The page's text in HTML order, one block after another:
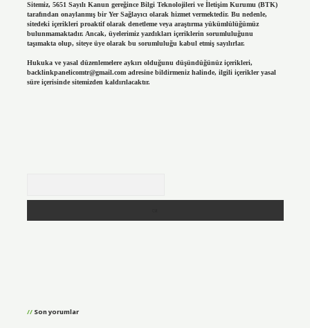
Sitemiz, 5651 Sayılı Kanun gereğince Bilgi Teknolojileri ve İletişim Kurumu (BTK)
tarafından onaylanmış bir Yer Sağlayıcı olarak hizmet vermektedir. Bu nedenle,
sitedeki içerikleri proaktif olarak denetleme veya araştırma yükümlülüğümüz
bulunmamaktadır. Ancak, üyelerimiz yazdıkları içeriklerin sorumluluğunu
taşımakta olup, siteye üye olarak bu sorumluluğu kabul etmiş sayılırlar.
Hukuka ve yasal düzenlemelere aykırı olduğunu düşündüğünüz içerikleri,
backlinkpanelicomtr@gmail.comadresine bildirmeniz halinde, ilgili içerikler yasal
süre içerisinde sitemizden kaldırılacaktır.
Son yorumlar